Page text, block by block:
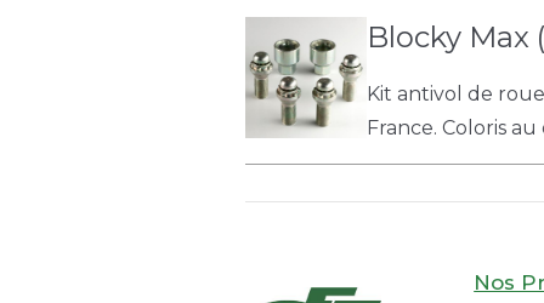
Blocky Max
Kit antivol de
France. Coloris
Nos